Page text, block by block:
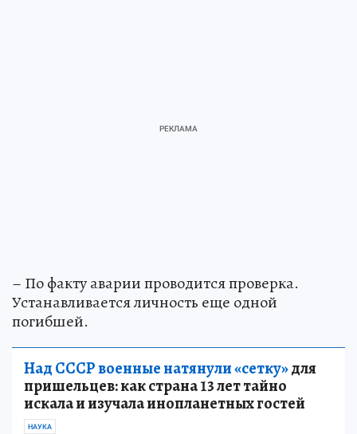
– По факту аварии проводится проверка.
Устанавливается личность еще одной
погибшей.
Над СССР военные натянули «сетку»для
пришельцев: как страна 13 лет тайно
искала и изучала инопланетных гостей
НАУКА